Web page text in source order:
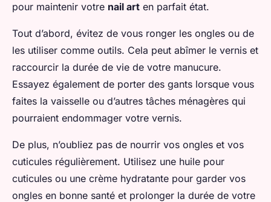
pour maintenir votre nail art en parfait état.
Tout d’abord, évitez de vous ronger les ongles ou de
les utiliser comme outils. Cela peut abîmer le vernis et
raccourcir la durée de vie de votre manucure.
Essayez également de porter des gants lorsque vous
faites la vaisselle ou d’autres tâches ménagères qui
pourraient endommager votre vernis.
De plus, n’oubliez pas de nourrir vos ongles et vos
cuticules régulièrement. Utilisez une huile pour
cuticules ou une crème hydratante pour garder vos
ongles en bonne santé et prolonger la durée de votre